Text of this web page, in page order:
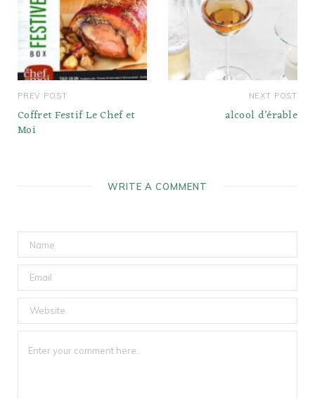
PREV POST
Coffret Festif Le Chef et
Moi
NEXT POST
alcool d’érable
WRITE A COMMENT